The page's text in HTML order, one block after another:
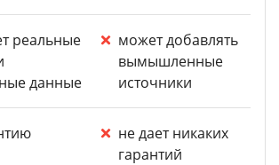
реальные
данные
может добавлять
вымышленные
источники
не дает никаких
гарантий